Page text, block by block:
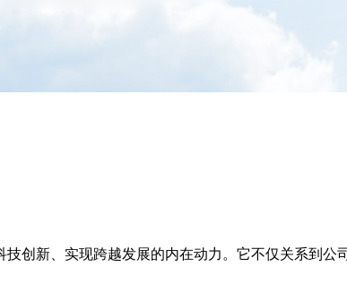
新、实现跨越发展的内在动力。它不仅关系到公